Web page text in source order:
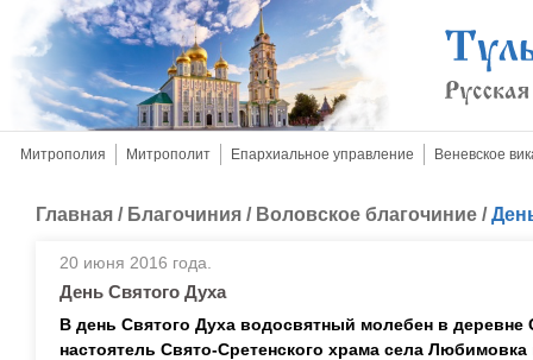
Митрополия Митрополит Епархиальное управление Веневское
Главная / Благочиния / Воловское благочиние /
20 июня 2016 года.
День Святого Духа
В день Святого Духа водосвятный молебен в
настоятель Свято-Сретенского храма села